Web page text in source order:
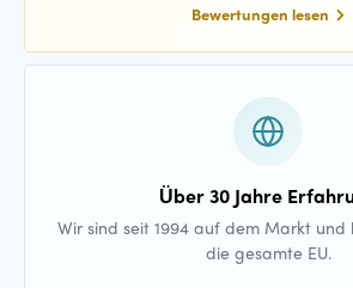
Bewertungen lesen
Über 30 Jahre
Wir sind seit 1994 auf dem Markt und
die gesamte EU.